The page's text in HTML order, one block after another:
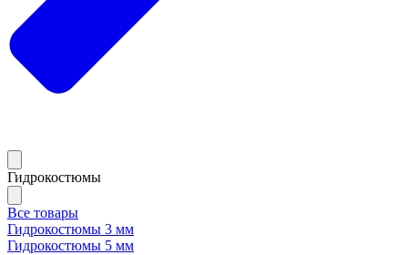
Гидрокостюмы
Все товары
Гидрокостюмы 3 мм
Гидрокостюмы 5 мм